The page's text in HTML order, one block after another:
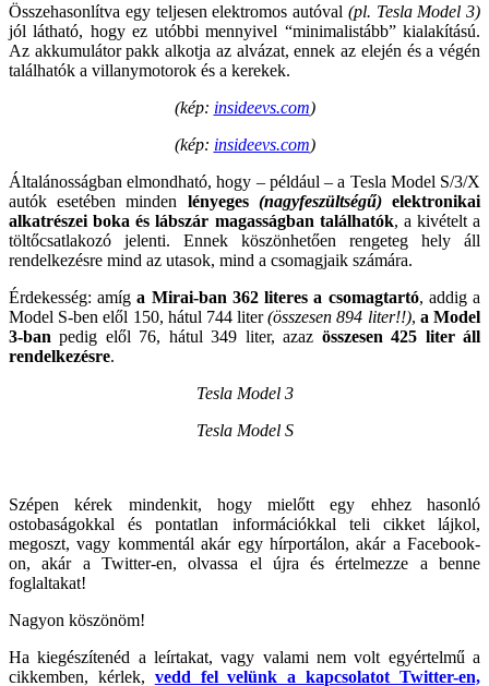
Összehasonlítva egy teljesen elektromos autóval (pl. Tesla Model 3)
jól látható, hogy ez utóbbi mennyivel “minimalistább” kialakítású.
Az akkumulátor pakk alkotja az alvázat, ennek az elején és a végén
találhatók a villanymotorok és a kerekek.
(kép: insideevs.com)
(kép: insideevs.com)
Általánosságban elmondható, hogy – például – a Tesla Model S/3/X
autók esetében minden lényeges (nagyfeszültségű)elektronikai
alkatrészei boka és lábszár magasságban találhatók, a kivételt a
töltőcsatlakozó jelenti. Ennek köszönhetően rengeteg hely áll
rendelkezésre mind az utasok, mind a csomagjaik számára.
Érdekesség: amíga Mirai-ban 362 literes a csomagtartó, addig a
Model S-ben elől 150, hátul 744 liter(összesen 894 liter!!), a Model
3-ban pedig elől 76, hátul 349 liter, azaz összesen 425 liter áll
rendelkezésre.
Tesla Model 3
Tesla Model S
Szépen kérek mindenkit, hogy mielőtt egy ehhez hasonló
ostobaságokkal és pontatlan információkkal teli cikket lájkol,
megoszt, vagy kommentál akár egy hírportálon, akár a Facebook-
on, akár a Twitter-en, olvassa el újra és értelmezze a benne
foglaltakat!
Nagyon köszönöm!
Ha kiegészítenéd a leírtakat, vagy valami nem volt egyértelmű a
cikkemben, kérlek, vedd fel velünk a kapcsolatot Twitter-en,